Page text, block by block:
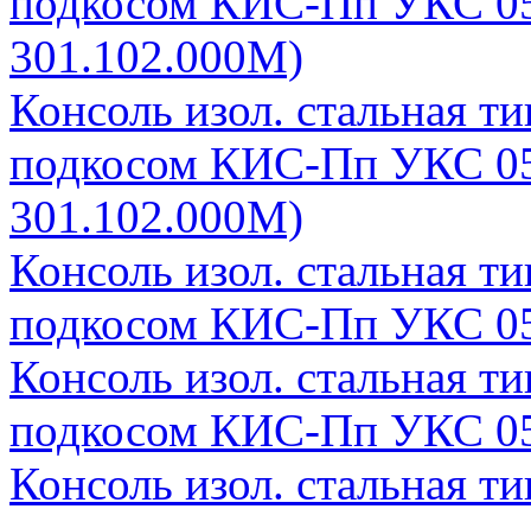
301.102.000М)
Консоль изол. стальная
подкосом КИС-Пп УКС
301.102.000М)
Консоль изол. стальная
подкосом КИС-Пп УКС
Консоль изол. стальная
подкосом КИС-Пп УКС
Консоль изол. стальная